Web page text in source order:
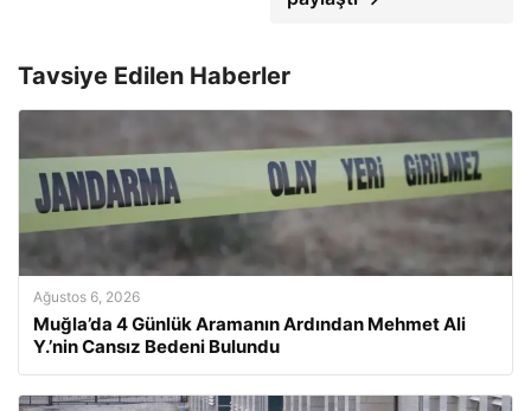
Tavsiye Edilen Haberler
Ağustos 6, 2026
Muğla’da 4 Günlük Aramanın Ardından Mehmet Ali
Y.’nin Cansız Bedeni Bulundu